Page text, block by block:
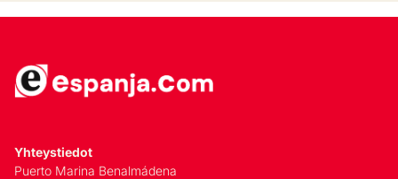
Yhteystiedot
Puerto Marina Benalmádena